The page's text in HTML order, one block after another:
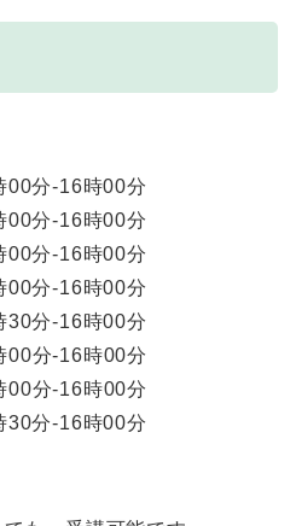
分-16時00分
分-16時00分
分-16時00分
分-16時00分
分-16時00分
分-16時00分
00分-16時00分
分-16時00分​